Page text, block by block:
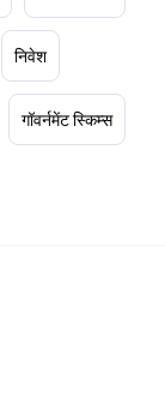
निवेश
गॉवर्नमेंट स्किम्स